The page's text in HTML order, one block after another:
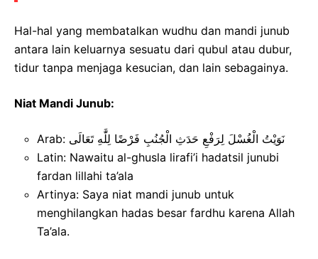
Hal-hal yang membatalkan wudhu dan mandi junub
antara lain keluarnya sesuatu dari qubul atau dubur,
tidur tanpa menjaga kesucian, dan lain sebagainya.
Niat Mandi Junub:
Arab: نَوَيْتُ الْغُسْلَ لِرَفْعِ حَدَثِ الْجُنُبِ فَرْضًا لِلَّٰهِ تَعَالَى
Latin: Nawaitu al-ghusla lirafi’i hadatsil junubi
fardan lillahi ta’ala
Artinya: Saya niat mandi junub untuk
menghilangkan hadas besar fardhu karena Allah
Ta’ala.